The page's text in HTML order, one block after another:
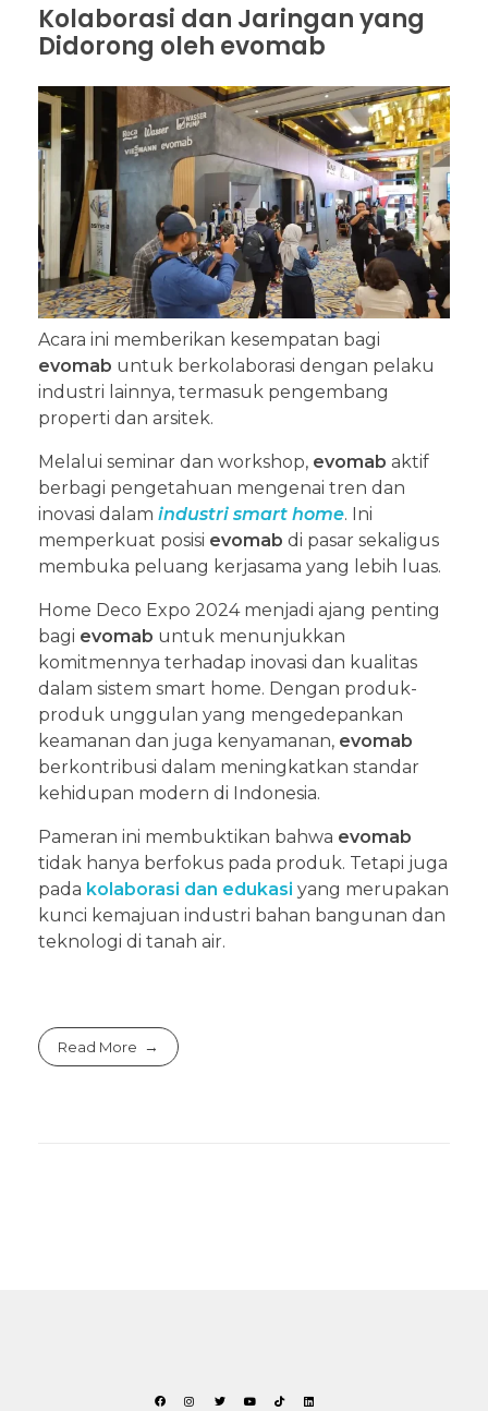
Kolaborasi dan Jaringan yang
Didorong oleh evomab
Acara ini memberikan kesempatan bagi
evomab untuk berkolaborasi dengan pelaku
industri lainnya, termasuk pengembang
properti dan arsitek.
Melalui seminar dan workshop, evomab aktif
berbagi pengetahuan mengenai tren dan
inovasi dalam industri smart home. Ini
memperkuat posisi evomab di pasar sekaligus
membuka peluang kerjasama yang lebih luas.
Home Deco Expo 2024 menjadi ajang penting
bagi evomab untuk menunjukkan
komitmennya terhadap inovasi dan kualitas
dalam sistem smart home. Dengan produk-
produk unggulan yang mengedepankan
keamanan dan juga kenyamanan, evomab
berkontribusi dalam meningkatkan standar
kehidupan modern di Indonesia.
Pameran ini membuktikan bahwa evomab
tidak hanya berfokus pada produk. Tetapi juga
pada kolaborasi dan edukasi yang merupakan
kunci kemajuan industri bahan bangunan dan
teknologi di tanah air.
Read More